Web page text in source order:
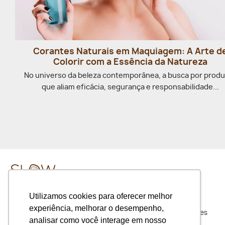
Utilizamos cookies para oferecer melhor
experiência, melhorar o desempenho,
analisar como você interage em nosso
Corantes Naturais em Maquiagem: A Arte
Colorir com a Essência da Natureza
No universo da beleza contemporânea, a busca por
que aliam eficácia, segurança e responsabilidade...
Slow Beauty é uma loja on-line de produtos com ingredientes
naturais e orgânicos. Oferecemos escolhas coerentes, os